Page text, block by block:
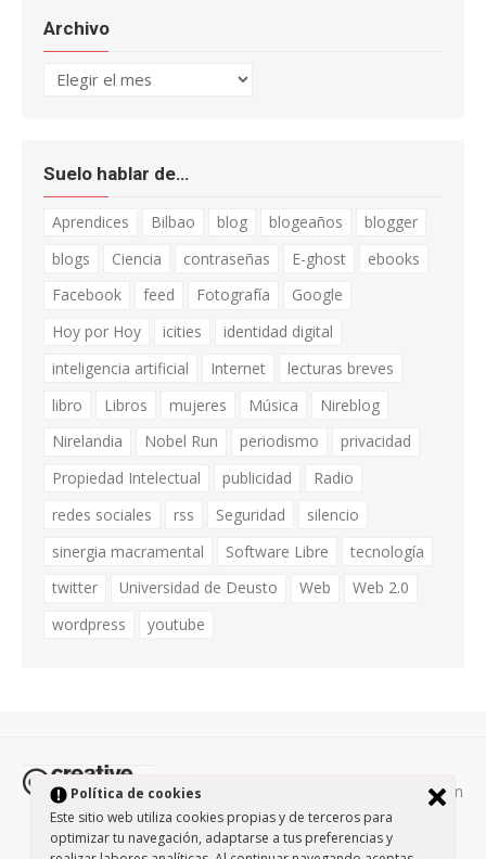
Política de cookies
Este sitio web utiliza cookies propias y de terceros para
optimizar tu navegación, adaptarse a tus preferencias y
Archivo
Archivo
Suelo hablar de…
Aprendices Bilbao blog blogeaños
blogger
blogs
Ciencia contraseñas E-ghost
ebooks
Facebook
feed Fotografía
Google
Hoy por Hoy
icities
identidad digital
inteligencia artificial
Internet
lecturas breves
libro
Libros mujeres Música
Nireblog
Nirelandia
Nobel Run periodismo
privacidad
Propiedad Intelectual
publicidad
Radio
redes sociales
rss Seguridad
silencio
sinergia macramental
Software Libre
tecnología
twitter
Universidad de Deusto Web
Web 2.0
wordpress
youtube
Todos los contenidos de esta página están
protegidos por la licencia Creative Commons Attribution-
NonCommercial-ShareAlike 3.0. / Política de privacidad